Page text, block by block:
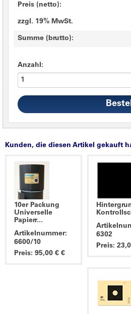
Preis (netto):
zzgl. 19% MwSt.
Summe (brutto):
Anzahl:
Kunden, die diesen Artikel gekauft
10er Packung
Universelle
Papierr...
Artikelnummer:
6600/10
Preis: 95,00 € €
6302
Preis: